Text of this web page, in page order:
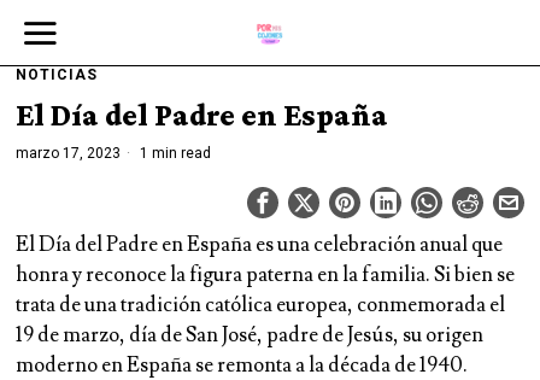
NOTICIAS
El Día del Padre en España
marzo 17, 2023 1 min read
El Día del Padre en España es una celebración anual que
honra y reconoce la figura paterna en la familia. Si bien se
trata de una tradición católica europea, conmemorada el
19 de marzo, día de San José, padre de Jesús, su origen
moderno en España se remonta a la década de 1940.